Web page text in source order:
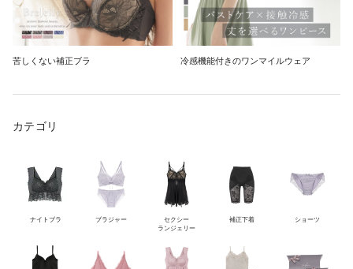
苦しくない補正ブラ 冷感機能付きのワンマイルウェア
カテゴリ
ナイトブラ ブラジャー
セクシー
ランジェリー
補正下着 ショーツ